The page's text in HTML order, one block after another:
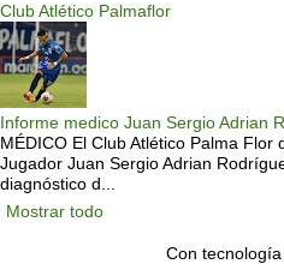
Club Atlético Palmaflor
Informe medico Juan Sergio Adrian
MÉDICO El Club Atlético Palma Flor
Jugador Juan Sergio Adrian
diagnóstico d...
Mostrar todo
Con